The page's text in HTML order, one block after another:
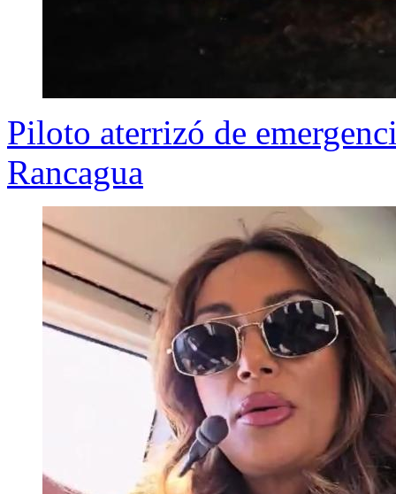
Piloto aterrizó de
Rancagua